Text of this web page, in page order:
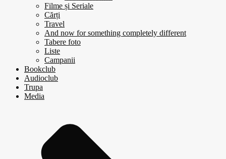
Filme și Seriale
Cărți
Travel
And now for something completely different
Tabere foto
Liste
Campanii
Bookclub
Audioclub
Trupa
Media